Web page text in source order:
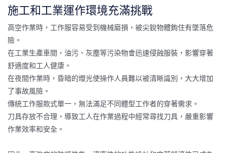
施工和工業運作環境充滿挑戰
高空作業時，工作服容易受到機械磨損，被尖銳物體鉤住有墜落危
險。
在工業生產車間，油污、灰塵等污染物會迅速侵蝕服裝，影響穿著
舒適度和工人健康。
在夜間作業時，昏暗的燈光使操作人員難以被清晰識別，大大增加
了事故風險。
傳統工作服款式單一，無法滿足不同體型工作者的穿著需求。
刀具存放不合理，導致工人在作業過程中經常尋找刀具，嚴重影響
作業效率和安全。